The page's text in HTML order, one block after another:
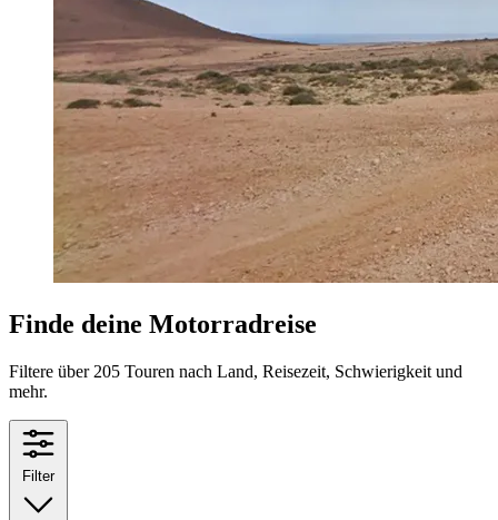
Finde deine Motorradreise
Filtere über 205 Touren nach Land, Reisezeit, Schwierigkeit und
mehr.
Filter